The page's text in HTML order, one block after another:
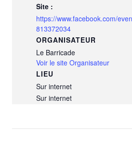
Site :
https://www.facebook.com/
813372034
LIEU
Sur internet
Sur internet
ORGANISATEUR
Le Barricade
Voir le site Organisateur